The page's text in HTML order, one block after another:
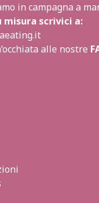
in campagna a
misura scrivici a:
alle nostre